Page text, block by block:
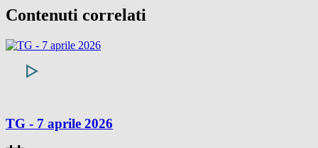
Contenuti correlati
TG - 7 aprile 2026